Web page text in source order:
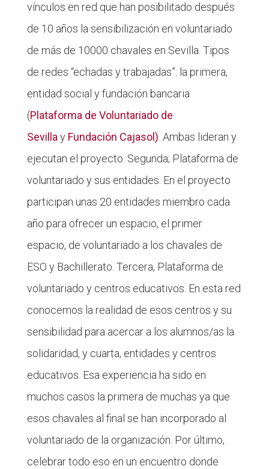
vínculos en red que han posibilitado después
de 10 años la sensibilización en voluntariado
de más de 10000 chavales en Sevilla. Tipos
de redes “echadas y trabajadas”: la primera,
entidad social y fundación bancaria
(Plataforma de Voluntariado de
Sevillay Fundación Cajasol). Ambas lideran y
ejecutan el proyecto. Segunda; Plataforma de
voluntariado y sus entidades. En el proyecto
participan unas 20 entidades miembro cada
año para ofrecer un espacio, el primer
espacio, de voluntariado a los chavales de
ESO y Bachillerato. Tercera, Plataforma de
voluntariado y centros educativos. En esta red
conocemos la realidad de esos centros y su
sensibilidad para acercar a los alumnos/as la
solidaridad, y cuarta, entidades y centros
educativos. Esa experiencia ha sido en
muchos casos la primera de muchas ya que
esos chavales al final se han incorporado al
voluntariado de la organización. Por último,
celebrar todo eso en un encuentro donde